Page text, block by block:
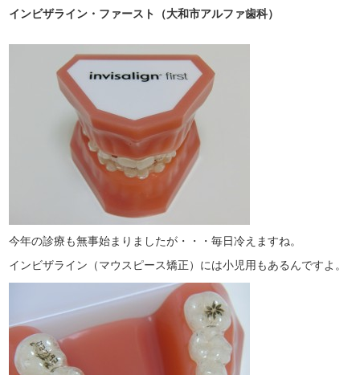
インビザライン・ファースト（大和市アルファ歯科）
今年の診療も無事始まりましたが・・・毎日冷えますね。
インビザライン（マウスピース矯正）には小児用もあるんですよ。